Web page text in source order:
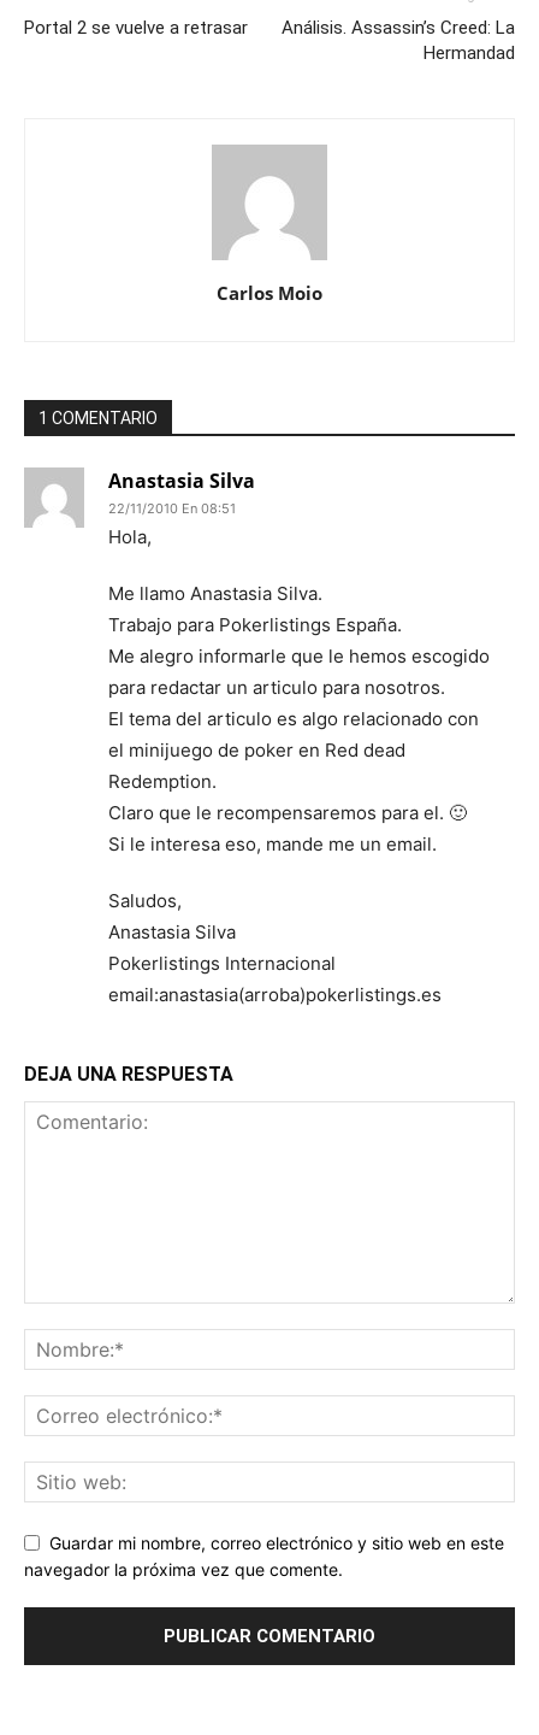
Portal 2 se vuelve a retrasar
Análisis. Assassin’s Creed: La
Hermandad
Carlos Moio
1 COMENTARIO
Anastasia Silva
22/11/2010 En 08:51
Hola,
Me llamo Anastasia Silva.
Trabajo para Pokerlistings España.
Me alegro informarle que le hemos escogido
para redactar un articulo para nosotros.
El tema del articulo es algo relacionado con
el minijuego de poker en Red dead
Redemption.
Claro que le recompensaremos para el. 🙂
Si le interesa eso, mande me un email.
Saludos,
Anastasia Silva
Pokerlistings Internacional
email:anastasia(arroba)pokerlistings.es
DEJA UNA RESPUESTA
Guardar mi nombre, correo electrónico y sitio web en este
navegador la próxima vez que comente.